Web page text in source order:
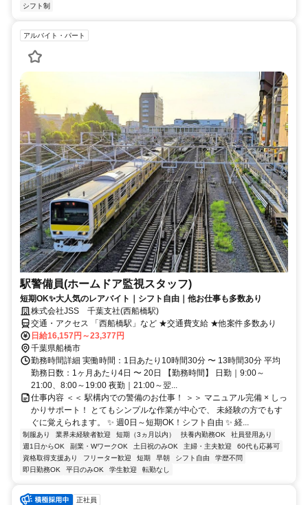
シフト制
アルバイト・パート
駅警備員(ホームドア監視スタッフ)
短期OK✨大人気のレアバイト｜シフト自由｜他お仕事も多数あり
株式会社JSS 千葉支社(西船橋駅)
交通・アクセス 「西船橋駅」など ★交通費支給 ★他案件多数あり
日給16,157円～23,377円
千葉県船橋市
勤務時間詳細 実働時間：1日あたり10時間30分 〜 13時間30分 平均
勤務日数：1ヶ月あたり4日 〜 20日 【勤務時間】 日勤｜9:00～
21:00、8:00～19:00 夜勤｜21:00～翌...
仕事内容 ＜＜ 駅構内での警備のお仕事！ ＞＞ マニュアル完備 × しっ
かりサポート！ とてもシンプルな作業が中心で、 未経験の方でもす
ぐに覚えられます。 ✨ 週0日～短期OK！シフト自由 ✨ 経...
制服あり 業界未経験者歓迎 短期（3ヵ月以内） 扶養内勤務OK
社員登用あり
週1日からOK
副業・WワークOK 土日祝のみOK 主婦・主夫歓迎
60代も応募可
資格取得支援あり
フリーター歓迎 短期 早朝 シフト自由
学歴不問
即日勤務OK
平日のみOK 学生歓迎 転勤なし
正社員